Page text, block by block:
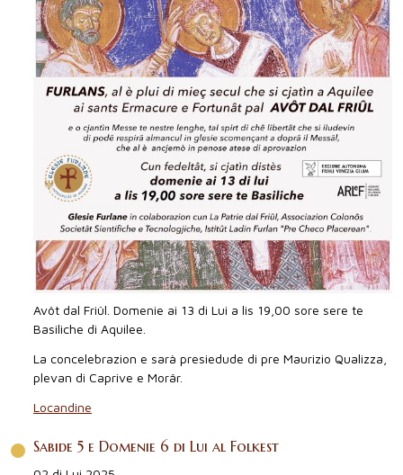
Avôt dal Friûl. Domenie ai 13 di Lui a lis 19,00 sore sere te
Basiliche di Aquilee.
La concelebrazion e sarà presiedude di pre Maurizio Qualizza,
plevan di Caprive e Morâr.
Locandine
Sabide 5 e Domenie 6 di Lui al Folkest